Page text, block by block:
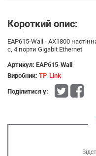
Короткий опис:
EAP615-Wall - AX1800
с, 4 порти Gigabit Ethernet
Артикул: EAP615-Wall
Виробник: TP-Link
Поділитися у: